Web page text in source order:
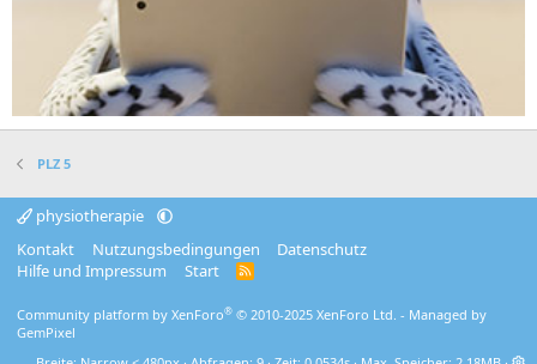
PLZ 5
physiotherapie
Kontakt
Nutzungsbedingungen
Datenschutz
Hilfe und Impressum
Start
R
Community platform by XenForo® © 2010-2025 XenForo Ltd. - Managed by
GemPixel